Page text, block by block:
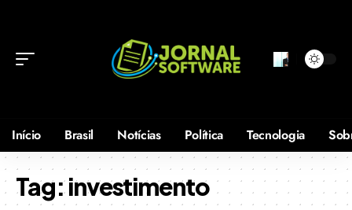
Início Brasil Notícias Política Tecnologia
Tag:investimento